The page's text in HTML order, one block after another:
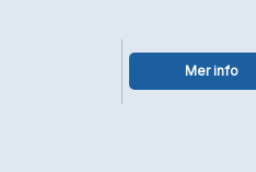
Mer info